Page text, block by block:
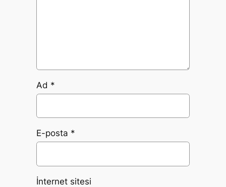
Ad *
E-posta *
İnternet sitesi